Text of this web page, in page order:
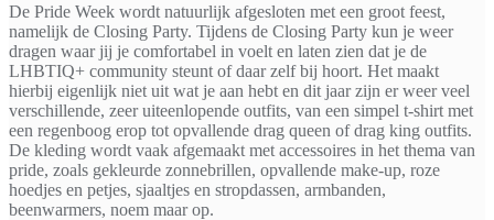
De Pride Week wordt natuurlijk afgesloten met een groot feest,
namelijk de Closing Party. Tijdens de Closing Party kun je weer
dragen waar jij je comfortabel in voelt en laten zien dat je de
LHBTIQ+ community steunt of daar zelf bij hoort. Het maakt
hierbij eigenlijk niet uit wat je aan hebt en dit jaar zijn er weer veel
verschillende, zeer uiteenlopende outfits, van een simpel t-shirt met
een regenboog erop tot opvallende drag queen of drag king outfits.
De kleding wordt vaak afgemaakt met accessoires in het thema van
pride, zoals gekleurde zonnebrillen, opvallende make-up, roze
hoedjes en petjes, sjaaltjes en stropdassen, armbanden,
beenwarmers, noem maar op.